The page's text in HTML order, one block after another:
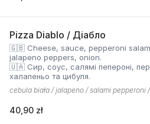
Pizza Diablo / Діабло
🇬🇧 Cheese, sauce, pepperoni
jalapeno peppers, onion.
🇺🇦 Сир, соус, салямі пепероні,
халапеньо та цибуля.
cebula biała / jalapeno / salami pepperoni
40,90 zł